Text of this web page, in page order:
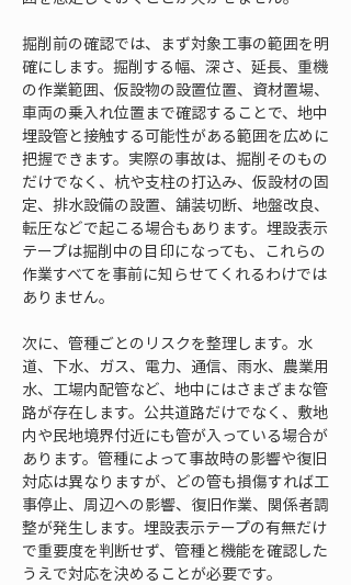
掘削前の確認では、まず対象工事の範囲を明
確にします。掘削する幅、深さ、延長、重機
の作業範囲、仮設物の設置位置、資材置場、
車両の乗入れ位置まで確認することで、地中
埋設管と接触する可能性がある範囲を広めに
把握できます。実際の事故は、掘削そのもの
だけでなく、杭や支柱の打込み、仮設材の固
定、排水設備の設置、舗装切断、地盤改良、
転圧などで起こる場合もあります。埋設表示
テープは掘削中の目印になっても、これらの
作業すべてを事前に知らせてくれるわけでは
ありません。
次に、管種ごとのリスクを整理します。水
道、下水、ガス、電力、通信、雨水、農業用
水、工場内配管など、地中にはさまざまな管
路が存在します。公共道路だけでなく、敷地
内や民地境界付近にも管が入っている場合が
あります。管種によって事故時の影響や復旧
対応は異なりますが、どの管も損傷すれば工
事停止、周辺への影響、復旧作業、関係者調
整が発生します。埋設表示テープの有無だけ
で重要度を判断せず、管種と機能を確認した
うえで対応を決めることが必要です。